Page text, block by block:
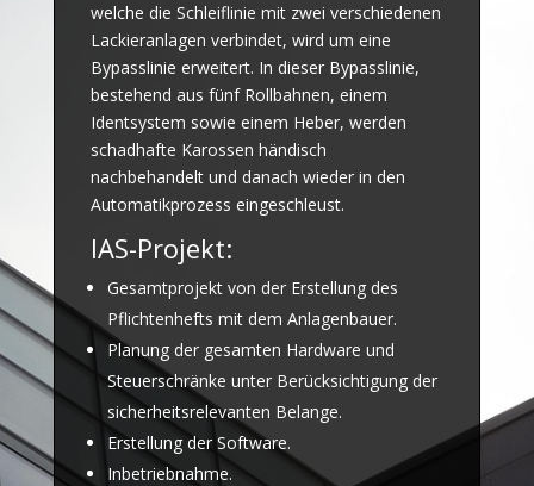
welche die Schleiflinie mit zwei verschiedenen
Lackieranlagen verbindet, wird um eine
Bypasslinie erweitert. In dieser Bypasslinie,
bestehend aus fünf Rollbahnen, einem
Identsystem sowie einem Heber, werden
schadhafte Karossen händisch
nachbehandelt und danach wieder in den
Automatikprozess eingeschleust.
IAS-Projekt:
Gesamtprojekt von der Erstellung des
Pflichtenhefts mit dem Anlagenbauer.
Planung der gesamten Hardware und
Steuerschränke unter Berücksichtigung der
sicherheitsrelevanten Belange.
Erstellung der Software.
Inbetriebnahme.